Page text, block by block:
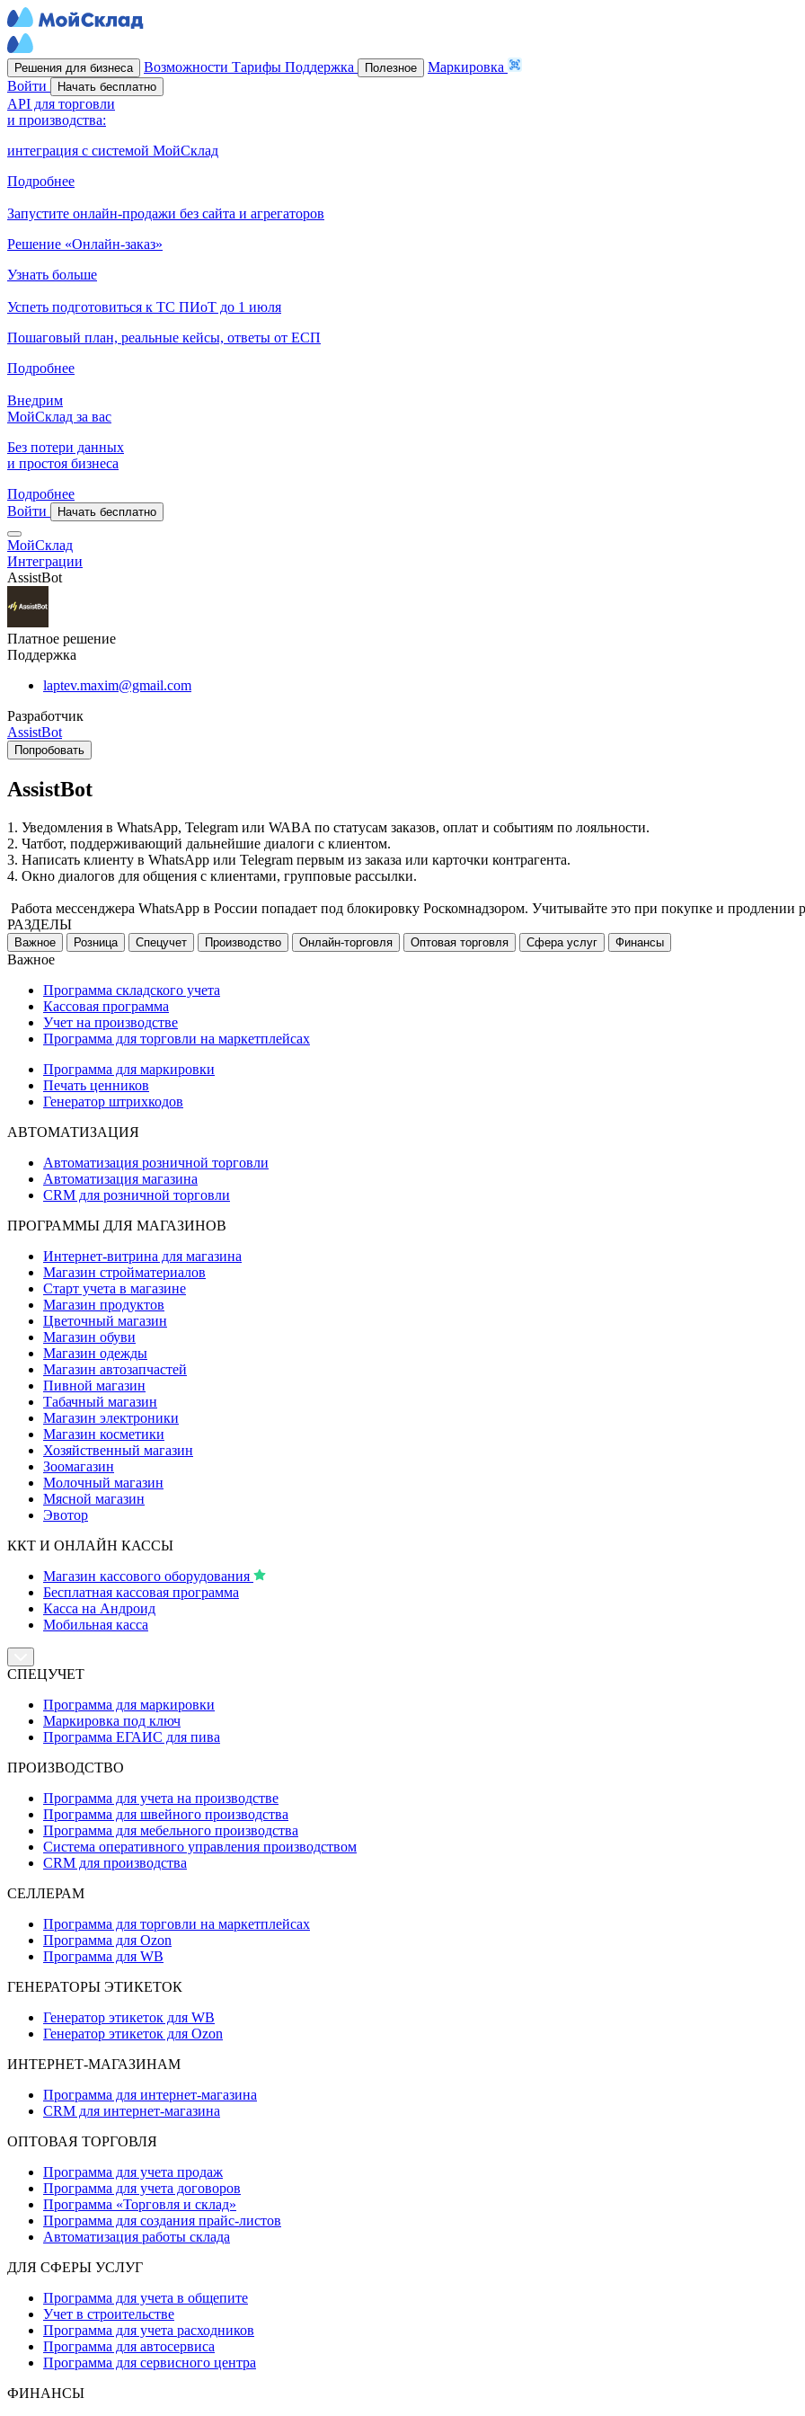
Решения для бизнеса Возможности Тарифы Поддержка Полезное
Маркировка
Войти
Начать бесплатно
API для торговли
и производства:
интеграция с системой МойСклад
Подробнее
Запустите онлайн-продажи без сайта и агрегаторов
Решение «Онлайн-заказ»
Узнать больше
Успеть подготовиться к ТС ПИоТ до 1 июля
Пошаговый план, реальные кейсы, ответы от ЕСП
Подробнее
Внедрим
МойСклад за вас
Без потери данных
и простоя бизнеса
Подробнее
Войти
Начать бесплатно
МойСклад
Интеграции
AssistBot
Платное решение
Поддержка
laptev.maxim@gmail.com
Разработчик
AssistBot
Попробовать
AssistBot
1. Уведомления в WhatsApp, Telegram или WABA по статусам заказов, оплат и событиям по лояльности.
2. Чатбот, поддерживающий дальнейшие диалоги с клиентом.
3. Написать клиенту в WhatsApp или Telegram первым из заказа или карточки контрагента.
4. Окно диалогов для общения с клиентами, групповые рассылки.
Работа мессенджера WhatsApp в России попадает под блокировку Роскомнадзором. Учитывайте это при покупке и продлении
РАЗДЕЛЫ
Важное Розница Спецучет Производство Онлайн-торговля Оптовая торговля Сфера услуг Финансы
Важное
Программа складского учета
Кассовая программа
Учет на производстве
Программа для торговли на маркетплейсах
Программа для маркировки
Печать ценников
Генератор штрихкодов
АВТОМАТИЗАЦИЯ
Автоматизация розничной торговли
Автоматизация магазина
CRM для розничной торговли
ПРОГРАММЫ ДЛЯ МАГАЗИНОВ
Интернет-витрина для магазина
Магазин стройматериалов
Старт учета в магазине
Магазин продуктов
Цветочный магазин
Магазин обуви
Магазин одежды
Магазин автозапчастей
Пивной магазин
Табачный магазин
Магазин электроники
Магазин косметики
Хозяйственный магазин
Зоомагазин
Молочный магазин
Мясной магазин
Эвотор
ККТ И ОНЛАЙН КАССЫ
Магазин кассового оборудования
Бесплатная кассовая программа
Касса на Андроид
Мобильная касса
СПЕЦУЧЕТ
Программа для маркировки
Маркировка под ключ
Программа ЕГАИС для пива
ПРОИЗВОДСТВО
Программа для учета на производстве
Программа для швейного производства
Программа для мебельного производства
Система оперативного управления производством
CRM для производства
СЕЛЛЕРАМ
Программа для торговли на маркетплейсах
Программа для Ozon
Программа для WB
ГЕНЕРАТОРЫ ЭТИКЕТОК
Генератор этикеток для WB
Генератор этикеток для Ozon
ИНТЕРНЕТ-МАГАЗИНАМ
Программа для интернет-магазина
CRM для интернет-магазина
ОПТОВАЯ ТОРГОВЛЯ
Программа для учета продаж
Программа для учета договоров
Программа «Торговля и склад»
Программа для создания прайс‑листов
Автоматизация работы склада
ДЛЯ СФЕРЫ УСЛУГ
Программа для учета в общепите
Учет в строительстве
Программа для учета расходников
Программа для автосервиса
Программа для сервисного центра
ФИНАНСЫ